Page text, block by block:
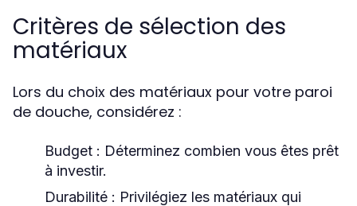
Critères de sélection des
matériaux
Lors du choix des matériaux pour votre paroi
de douche, considérez :
Budget : Déterminez combien vous êtes prêt
à investir.
Durabilité : Privilégiez les matériaux qui